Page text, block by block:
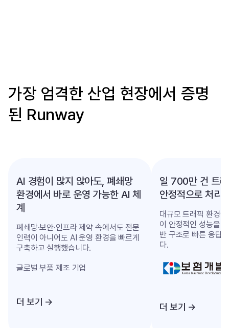
가장 엄격한 산업 현장에서 증명
된 Runway
AI 경험이 많지 않아도, 폐쇄망
환경에서 바로 운영 가능한 AI 체
계
폐쇄망·보안·인프라 제약 속에서도 전문
인력이 아니어도 AI 운영 환경을 빠르게
구축하고 실행했습니다.
글로벌 부품 제조 기업
더 보기 →
일 700만 건 트
안정적으로 처리
대규모 트래픽 환경
이 안정적인 성능을
반 구조로 빠른 응답
다.
더 보기 →